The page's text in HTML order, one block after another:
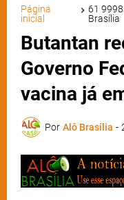
Página
inicial
61
Brasília
Butantan
Governo
vacina já
Por Alô Brasília -